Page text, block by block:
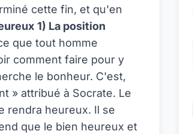
cette fin, et qu'en
1) La position
que tout homme
comment faire pour y
le bonheur. C'est,
» attribué à Socrate. Le
rendra heureux. Il se
que le bien heureux et